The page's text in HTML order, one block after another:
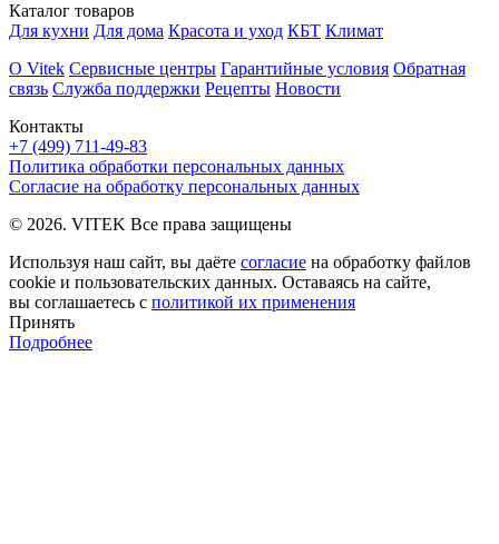
Контакты
+7 (499) 711-49-83
Каталог товаров
Для кухни Для дома Красота и уход КБТ Климат
О Vitek Сервисные центры Гарантийные условия Обратная
связь Служба поддержки Рецепты Новости
Политика обработки персональных данных
Согласие на обработку персональных данных
© 2026. VITEK Все права защищены
Используя наш сайт, вы даёте согласие на обработку файлов
cookie и пользовательских данных. Оставаясь на сайте,
вы соглашаетесь с политикой их применения
Принять
Подробнее